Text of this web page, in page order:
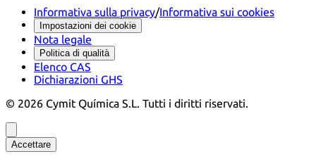
Informativa sulla privacy/Informativa sui cookies
Impostazioni dei cookie
Nota legale
Politica di qualità
Elenco CAS
Dichiarazioni GHS
© 2026 Cymit Química S.L. Tutti i diritti riservati.
Accettare